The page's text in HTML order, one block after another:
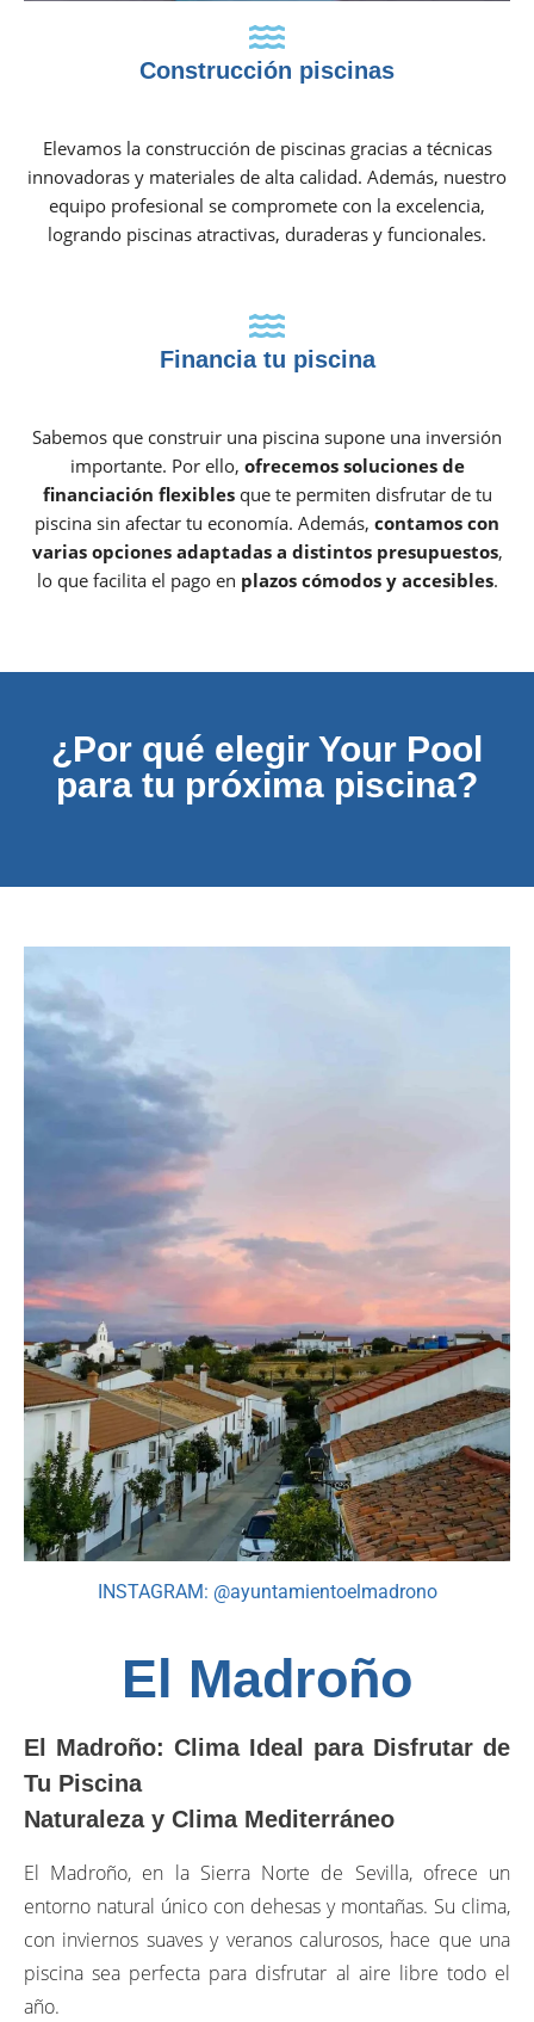
Construcción piscinas
Elevamos la construcción de piscinas gracias a técnicas
innovadoras y materiales de alta calidad. Además, nuestro
equipo profesional se compromete con la excelencia,
logrando piscinas atractivas, duraderas y funcionales.
Financia tu piscina
Sabemos que construir una piscina supone una inversión
importante. Por ello, ofrecemos soluciones de
financiación flexiblesque te permiten disfrutar de tu
piscina sin afectar tu economía. Además, contamos con
varias opciones adaptadas a distintos presupuestos,
lo que facilita el pago en plazos cómodos y accesibles.
¿Por qué elegir Your Pool
para tu próxima piscina?
INSTAGRAM: @ayuntamientoelmadrono
El Madroño
El Madroño: Clima Ideal para Disfrutar de
Tu Piscina
Naturaleza y Clima Mediterráneo
El Madroño, en la Sierra Norte de Sevilla, ofrece un
entorno natural único con dehesas y montañas. Su clima,
con inviernos suaves y veranos calurosos, hace que una
piscina sea perfecta para disfrutar al aire libre todo el
año.